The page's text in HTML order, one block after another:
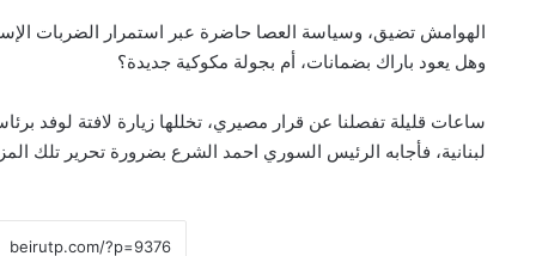
الهوامش تضيق، وسياسة العصا حاضرة عبر استمرار الضربات
وهل يعود باراك بضمانات، أم بجولة مكوكية جديدة؟
ساعات قليلة تفصلنا عن قرار مصيري، تخللها زيارة لافتة لوفد
لبنانية، فأجابه الرئيس السوري احمد الشرع بضرورة تحرير تلك